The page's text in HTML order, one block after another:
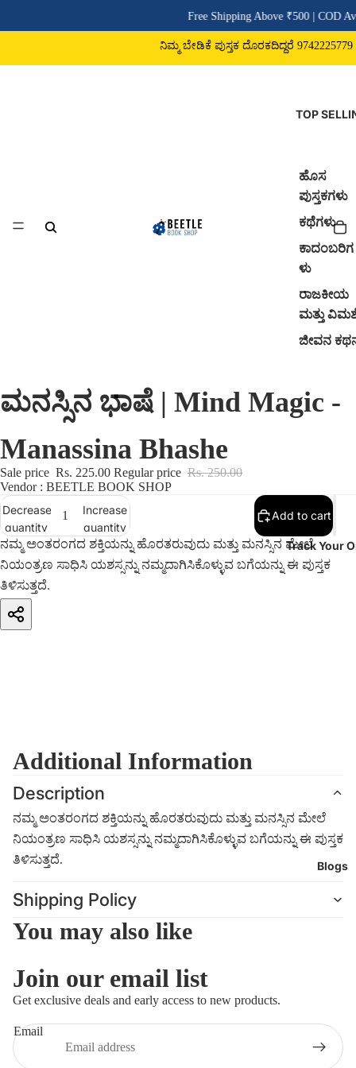
Free Shipping Above ₹500 | COD
ನಿಮ್ಮ ಬೇಡಿಕೆ ಪುಸ್ತಕ ದೊರಕದಿದ್ದರೆ
TOP
ಹೊಸ
ಪುಸ್ತಕಗಳು
ಕಥೆಗಳು
ಕಾದಂಬರಿಗ
ಳು
ರಾಜಕೀಯ
ಮತ್ತು
ಜೀವನ
Track Your
Blogs
ಮನಸ್ಸಿನ ಭಾಷೆ | Mind Magic -
Manassina Bhashe
Sale price Rs. 225.00 Regular price Rs. 250.00
Vendor : BEETLE BOOK SHOP
Decrease
quantity
Increase
quantity
Add to cart
ನಮ್ಮ ಅಂತರಂಗದ ಶಕ್ತಿಯನ್ನು ಹೊರತರುವುದು ಮತ್ತು ಮನಸ್ಸಿನ ಮೇಲೆ
ನಿಯಂತ್ರಣ ಸಾಧಿಸಿ ಯಶಸ್ಸನ್ನು ನಮ್ಮದಾಗಿಸಿಕೊಳ್ಳುವ ಬಗೆಯನ್ನು ಈ ಪುಸ್ತಕ
ತಿಳಿಸುತ್ತದೆ.
Additional Information
Description
ನಮ್ಮ ಅಂತರಂಗದ ಶಕ್ತಿಯನ್ನು ಹೊರತರುವುದು ಮತ್ತು ಮನಸ್ಸಿನ ಮೇಲೆ
ನಿಯಂತ್ರಣ ಸಾಧಿಸಿ ಯಶಸ್ಸನ್ನು ನಮ್ಮದಾಗಿಸಿಕೊಳ್ಳುವ ಬಗೆಯನ್ನು ಈ ಪುಸ್ತಕ
ತಿಳಿಸುತ್ತದೆ.
Shipping Policy
You may also like
Join our email list
Get exclusive deals and early access to new products.
Email
Refund policy